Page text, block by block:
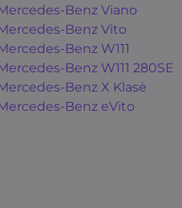
Benz Viano
Benz Vito
Benz W111
Benz W111 280SE
Benz X Klasė
Benz eVito